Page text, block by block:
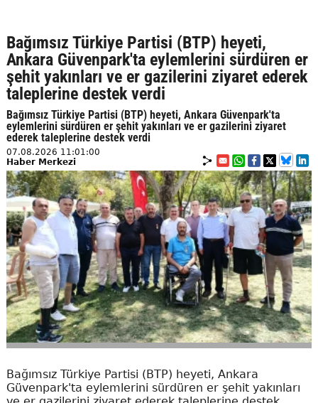
Bağımsız Türkiye Partisi (BTP) heyeti,
Ankara Güvenpark'ta eylemlerini sürdüren er
şehit yakınları ve er gazilerini ziyaret ederek
taleplerine destek verdi
Bağımsız Türkiye Partisi (BTP) heyeti, Ankara Güvenpark'ta
eylemlerini sürdüren er şehit yakınları ve er gazilerini ziyaret
ederek taleplerine destek verdi
07.08.2026 11:01:00
Haber Merkezi
Bağımsız Türkiye Partisi (BTP) heyeti, Ankara
Güvenpark'ta eylemlerini sürdüren er şehit yakınları